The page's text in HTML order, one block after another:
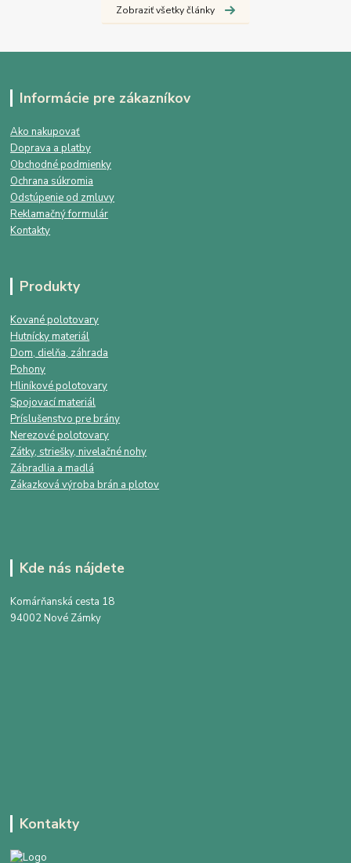
Zobraziť všetky články
Informácie pre zákazníkov
Ako nakupovať
Doprava a platby
Obchodné podmienky
Ochrana súkromia
Odstúpenie od zmluvy
Reklamačný formulár
Kontakty
Produkty
Kované polotovary
Hutnícky materiál
Dom, dielňa, záhrada
Pohony
Hliníkové polotovary
Spojovací materiál
Príslušenstvo pre brány
Nerezové polotovary
Zátky, striešky, nivelačné nohy
Zábradlia a madlá
Zákazková výroba brán a plotov
Kde nás nájdete
Komárňanská cesta 18
94002 Nové Zámky
Kontakty